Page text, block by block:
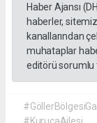
Haber Ajansı
haberler,
kanallarından
muhataplar
editörü sorumlu
#KurucaAilesi